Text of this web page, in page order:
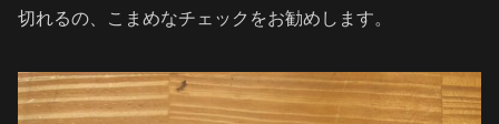
切れるの、こまめなチェックをお勧めします。